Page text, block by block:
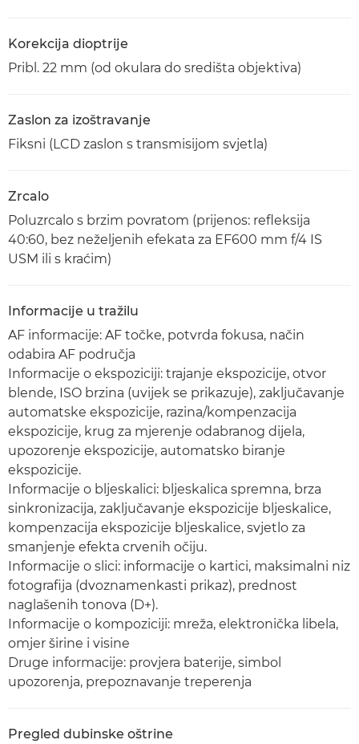
Korekcija dioptrije
Pribl. 22 mm (od okulara do središta objektiva)
Zaslon za izoštravanje
Fiksni (LCD zaslon s transmisijom svjetla)
Zrcalo
Poluzrcalo s brzim povratom (prijenos: refleksija
40:60, bez neželjenih efekata za EF600 mm f/4 IS
USM ili s kraćim)
Informacije u tražilu
AF informacije: AF točke, potvrda fokusa, način
odabira AF područja
Informacije o ekspoziciji: trajanje ekspozicije, otvor
blende, ISO brzina (uvijek se prikazuje), zaključavanje
automatske ekspozicije, razina/kompenzacija
ekspozicije, krug za mjerenje odabranog dijela,
upozorenje ekspozicije, automatsko biranje
ekspozicije.
Informacije o bljeskalici: bljeskalica spremna, brza
sinkronizacija, zaključavanje ekspozicije bljeskalice,
kompenzacija ekspozicije bljeskalice, svjetlo za
smanjenje efekta crvenih očiju.
Informacije o slici: informacije o kartici, maksimalni niz
fotografija (dvoznamenkasti prikaz), prednost
naglašenih tonova (D+).
Informacije o kompoziciji: mreža, elektronička libela,
omjer širine i visine
Druge informacije: provjera baterije, simbol
upozorenja, prepoznavanje treperenja
Pregled dubinske oštrine